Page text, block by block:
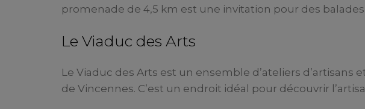
promenade de 4,5 km est une invitation pour des
Le Viaduc des Arts
Le Viaduc des Arts est un ensemble d’ateliers d’artisans
de Vincennes. C’est un endroit idéal pour découvrir